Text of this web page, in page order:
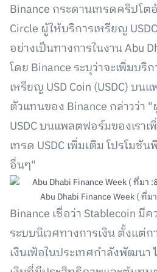
Binance กระดานเทรดคริปโ
Circle ผู้ให้บริการเหรียญ
อย่างเป็นทางการในงาน Abu
โดย Binance ระบุว่าจะเพิ่มบริ
เหรียญ USD Coin (USDC) บ
ตัวแทนของ Binance กล่าวว่า
USDC บนแพลตฟอร์มของเรา
เทรด USDC เพิ่มเติม โปรโม
อื่นๆ"
Abu Dhabi Finance Week ( ที่
Binance เชื่อว่า Stablecoin มี
ระบบนิเวศทางการเงิน ตั้งแต่
เงินเฟ้อในประเทศกำลังพัฒนา